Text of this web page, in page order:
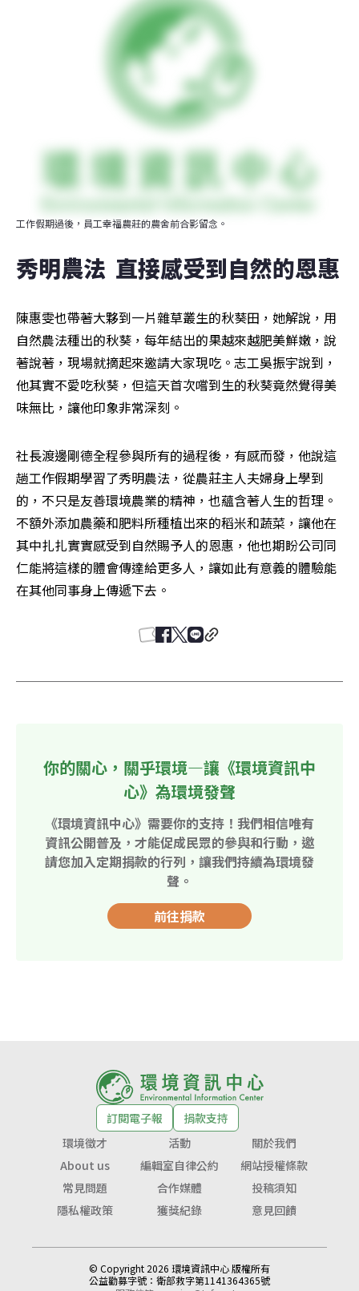
工作假期過後，員工幸福農莊的農舍前合影留念。
秀明農法  直接感受到自然的恩惠
陳惠雯也帶著大夥到一片雜草叢生的秋葵田，她解說，用
自然農法種出的秋葵，每年結出的果越來越肥美鮮嫩，說
著說著，現場就摘起來邀請大家現吃。志工吳振宇說到，
他其實不愛吃秋葵，但這天首次嚐到生的秋葵竟然覺得美
味無比，讓他印象非常深刻。
社長渡邊剛德全程參與所有的過程後，有感而發，他說這
趟工作假期學習了秀明農法，從農莊主人夫婦身上學到
的，不只是友善環境農業的精神，也蘊含著人生的哲理。
不額外添加農藥和肥料所種植出來的稻米和蔬菜，讓他在
其中扎扎實實感受到自然賜予人的恩惠，他也期盼公司同
仁能將這樣的體會傳達給更多人，讓如此有意義的體驗能
在其他同事身上傳遞下去。
你的關心，關乎環境—讓《環境資訊中
心》為環境發聲
《環境資訊中心》需要你的支持！我們相信唯有
資訊公開普及，才能促成民眾的參與和行動，邀
請您加入定期捐款的行列，讓我們持續為環境發
聲。
前往捐款
訂閱電子報
捐款支持
環境徵才
活動
關於我們
About us
編輯室自律公約
網站授權條款
常見問題
合作媒體
投稿須知
隱私權政策
獲獎紀錄 意見回饋
© Copyright 2026 環境資訊中心 版權所有
公益勸募字號： 衛部救字第1141364365號